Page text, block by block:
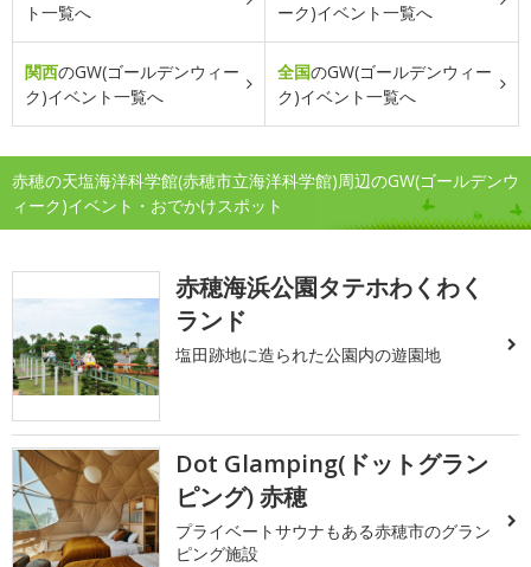
ト一覧へ
ーク)イベント一覧へ
関西のGW(ゴールデンウィー
ク)イベント一覧へ
全国のGW(ゴールデンウィー
ク)イベント一覧へ
赤穂の天塩海洋科学館(赤穂市立海洋科学館)周辺のGW(ゴールデンウ
ィーク)イベント・おでかけスポット
赤穂海浜公園タテホわくわく
ランド
塩田跡地に造られた公園内の遊園地
Dot Glamping(ドットグラン
ピング) 赤穂
プライベートサウナもある赤穂市のグラン
ピング施設